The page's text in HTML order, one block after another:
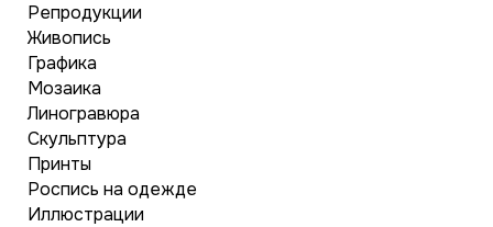
Репродукции
Живопись
Графика
Мозаика
Линогравюра
Скульптура
Принты
Роспись на одежде
Иллюстрации